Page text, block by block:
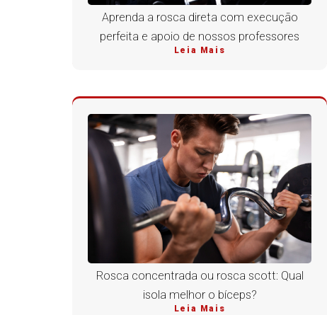
Aprenda a rosca direta com execução
perfeita e apoio de nossos professores
Leia Mais
Rosca concentrada ou rosca scott: Qual
isola melhor o bíceps?
Leia Mais